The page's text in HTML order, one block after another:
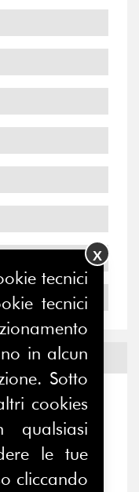
tecnici
tecnici
in alcun
Sotto
cookies
le tue
cliccando
X